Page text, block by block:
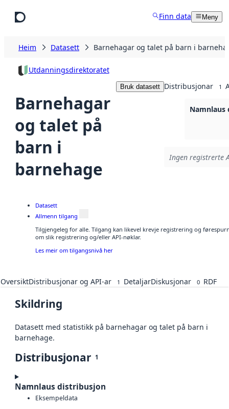
Finn data Meny
Heim Datasett Barnehagar og talet på barn i
Utdanningsdirektoratet
Barnehagar
og talet på
barn i
barnehage
Bruk datasett Distribusjonar 1
Namnlaus
Ingen registrerte
Datasett
Allmenn tilgang
Tilgjengeleg for alle. Tilgang kan likevel krevje registrering og
om slik registrering og/eller API-nøklar.
Les meir om tilgangsnivå her
OversiktDistribusjonar og API-ar 1 DetaljarDiskusjonar 0 RDF
Skildring
Datasett med statistikk på barnehagar og talet på barn i
barnehage.
Distribusjonar 1
Namnlaus distribusjon
Eksempeldata